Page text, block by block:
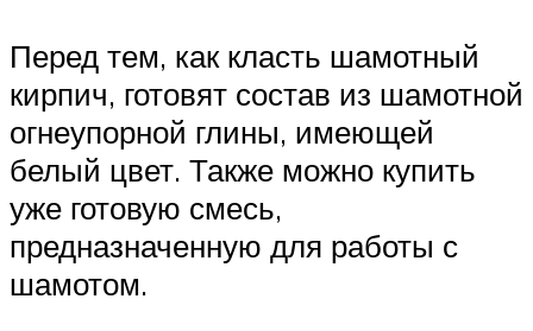
Перед тем, как класть шамотный
кирпич, готовят состав из шамотной
огнеупорной глины, имеющей
белый цвет. Также можно купить
уже готовую смесь,
предназначенную для работы с
шамотом.